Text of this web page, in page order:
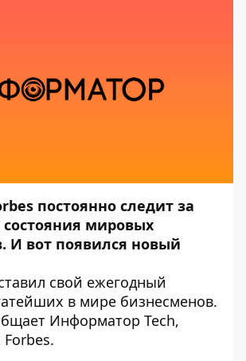
постоянно следит за
мировых
И вот появился новый
свой ежегодный
в мире бизнесменов.
Информатор Tech,
Forbes.